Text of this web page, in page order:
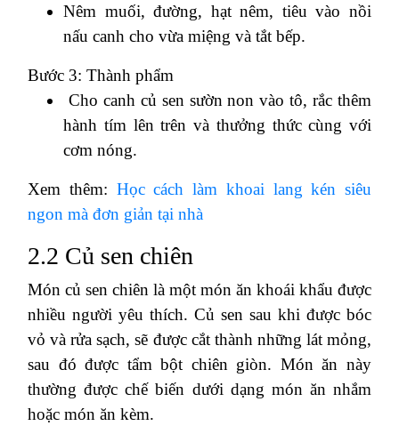
Nêm muối, đường, hạt nêm, tiêu vào nồi
nấu canh cho vừa miệng và tắt bếp.
Bước 3: Thành phẩm
Cho canh củ sen sườn non vào tô, rắc thêm
hành tím lên trên và thưởng thức cùng với
cơm nóng.
Xem thêm: Học cách làm khoai lang kén siêu
ngon mà đơn giản tại nhà
2.2 Củ sen chiên
Món củ sen chiên là một món ăn khoái khẩu được
nhiều người yêu thích. Củ sen sau khi được bóc
vỏ và rửa sạch, sẽ được cắt thành những lát mỏng,
sau đó được tẩm bột chiên giòn. Món ăn này
thường được chế biến dưới dạng món ăn nhắm
hoặc món ăn kèm.